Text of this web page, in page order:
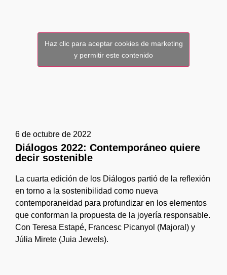
Haz clic para aceptar cookies de marketing
y permitir este contenido
6 de octubre de 2022
Diálogos 2022: Contemporáneo quiere
decir sostenible
La cuarta edición de los Diálogos partió de la reflexión
en torno a la sostenibilidad como nueva
contemporaneidad para profundizar en los elementos
que conforman la propuesta de la joyería responsable.
Con Teresa Estapé, Francesc Picanyol (Majoral) y
Júlia Mirete (Juia Jewels).